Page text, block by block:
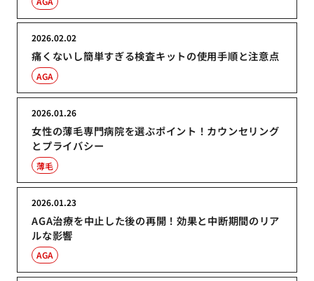
痛くないし簡単すぎる検査キットの使用手順と注意点
2026.02.02
AGA
女性の薄毛専門病院を選ぶポイント！カウンセリング
とプライバシー
2026.01.26
薄毛
AGA治療を中止した後の再開！効果と中断期間のリア
ルな影響
2026.01.23
AGA